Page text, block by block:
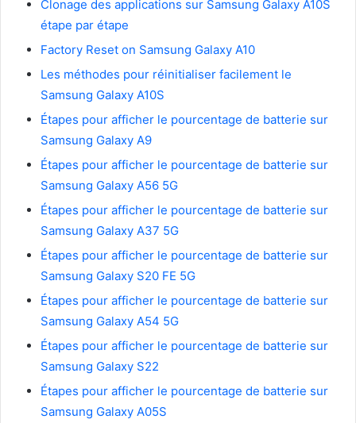
Clonage des applications sur Samsung Galaxy A10S
étape par étape
Factory Reset on Samsung Galaxy A10
Les méthodes pour réinitialiser facilement le
Samsung Galaxy A10S
Étapes pour afficher le pourcentage de batterie sur
Samsung Galaxy A9
Étapes pour afficher le pourcentage de batterie sur
Samsung Galaxy A56 5G
Étapes pour afficher le pourcentage de batterie sur
Samsung Galaxy A37 5G
Étapes pour afficher le pourcentage de batterie sur
Samsung Galaxy S20 FE 5G
Étapes pour afficher le pourcentage de batterie sur
Samsung Galaxy A54 5G
Étapes pour afficher le pourcentage de batterie sur
Samsung Galaxy S22
Étapes pour afficher le pourcentage de batterie sur
Samsung Galaxy A05S